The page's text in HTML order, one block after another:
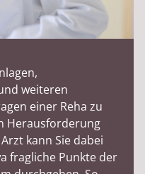
weiteren
einer Reha zu
Herausforderung
kann Sie dabei
fragliche Punkte der